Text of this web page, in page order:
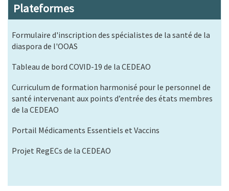
Plateformes
Formulaire d'inscription des spécialistes de la santé de la
diaspora de l'OOAS
Tableau de bord COVID-19 de la CEDEAO
Curriculum de formation harmonisé pour le personnel de
santé intervenant aux points d’entrée des états membres
de la CEDEAO
Portail Médicaments Essentiels et Vaccins
Projet RegECs de la CEDEAO